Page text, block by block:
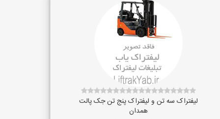
لیفتراک سه تن و لیفتراک پنج تن جک پالت
همدان